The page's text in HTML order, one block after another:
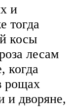
и
тогда
косы
лесам
когда
рощах
и дворяне,